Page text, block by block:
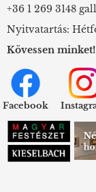
+36 1 269 3148
Nyitvatartás:
Kövessen minket!
Facebook